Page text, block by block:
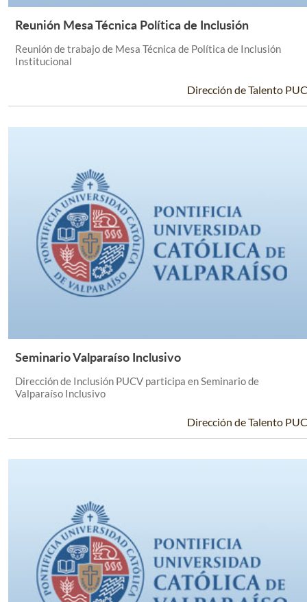
Leer Más +
Reunión Mesa Técnica Política de Inclusión
Reunión de trabajo de Mesa Técnica de Política de Inclusión
Institucional
Dirección de Talento
Seminario Valparaíso Inclusivo
Dirección de Inclusión PUCV participa en Seminario de
Valparaíso Inclusivo
Dirección de Talento